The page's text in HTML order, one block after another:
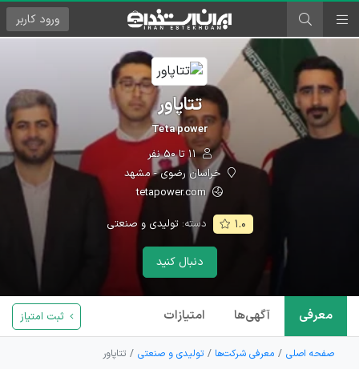
ورود کاربر
تتاپاور
Teta power
۱۱ تا ۵۰ نفر
خراسان رضوی - مشهد
tetapower.com
۱.۰ دسته:تولیدی و صنعتی
دنبال کنید
معرفی آگهی‌ها امتیازات ثبت امتیاز
صفحه اصلی معرفی شرکت‌ها تولیدی و صنعتی تتاپاور